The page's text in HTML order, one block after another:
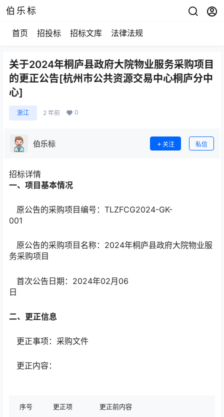
伯乐标
首页 招投标 招标文库 法律法规
关于2024年桐庐县政府大院物业服务采购项目
的更正公告[杭州市公共资源交易中心桐庐分中
心]
浙江 2 年前 0
伯乐标 关注 私信
招标详情
一、项目基本情况
原公告的采购项目编号：TLZFCG2024-GK-
001
原公告的采购项目名称：2024年桐庐县政府大院物业服
务采购项目
首次公告日期：2024年02月06
日
二、更正信息
更正事项：采购文件
更正内容：
序号 更正项 更正前内容